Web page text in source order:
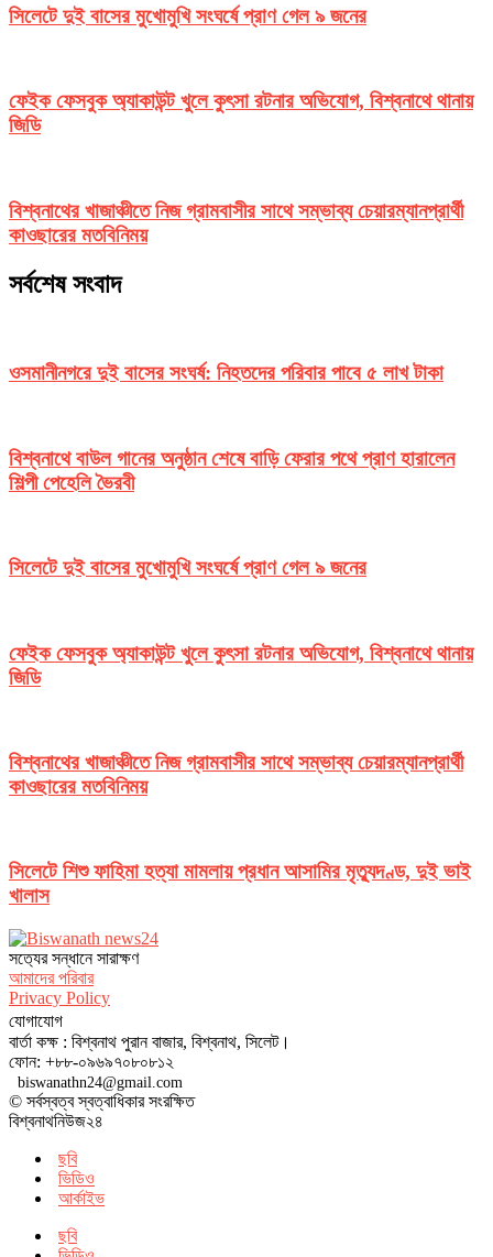
সিলেটে দুই বাসের মুখোমুখি সংঘর্ষে প্রাণ গেল ৯ জনের
ফেইক ফেসবুক অ্যাকাউন্ট খুলে কুৎসা রটনার অভিযোগ, বিশ্বনাথে থানায়
জিডি
বিশ্বনাথের খাজাঞ্চীতে নিজ গ্রামবাসীর সাথে সম্ভাব্য চেয়ারম্যানপ্রার্থী
কাওছারের মতবিনিময়
সর্বশেষ সংবাদ
ওসমানীনগরে দুই বাসের সংঘর্ষ: নিহতদের পরিবার পাবে ৫ লাখ টাকা
বিশ্বনাথে বাউল গানের অনুষ্ঠান শেষে বাড়ি ফেরার পথে প্রাণ হারালেন
শিল্পী পেহেলি ভৈরবী
সিলেটে দুই বাসের মুখোমুখি সংঘর্ষে প্রাণ গেল ৯ জনের
ফেইক ফেসবুক অ্যাকাউন্ট খুলে কুৎসা রটনার অভিযোগ, বিশ্বনাথে থানায়
জিডি
বিশ্বনাথের খাজাঞ্চীতে নিজ গ্রামবাসীর সাথে সম্ভাব্য চেয়ারম্যানপ্রার্থী
কাওছারের মতবিনিময়
সিলেটে শিশু ফাহিমা হত্যা মামলায় প্রধান আসামির মৃত্যুদণ্ড, দুই ভাই
খালাস
সত‌্যের সন্ধানে সারাক্ষণ
আমাদের পরিবার
Privacy Policy
যোগাযোগ
বার্তা কক্ষ : বিশ্বনাথ পুরান বাজার, বিশ্বনাথ, সিলেট।
ফোন: +৮৮-০৯৬৯৭০৮০৮১২
biswanathn24@gmail.com
© সর্বস্বত্ব স্বত্বাধিকার সংরক্ষিত
বিশ্বনাথনিউজ২৪
ছবি
ভিডিও
আর্কাইভ
ছবি